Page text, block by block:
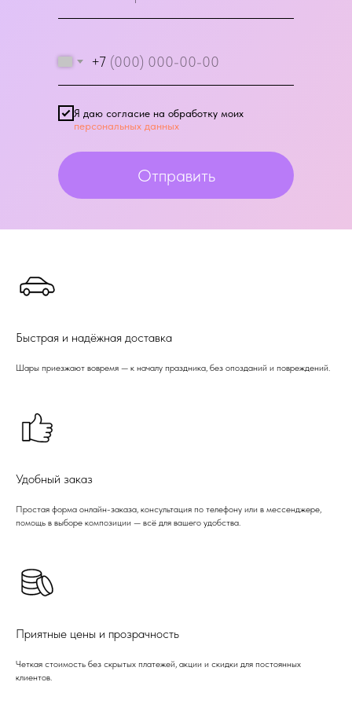
+7
Я даю согласие на обработку моих
персональных данных
Отправить
Быстрая и надёжная доставка
Шары приезжают вовремя — к началу праздника, без опозданий и повреждений.
Удобный заказ
Простая форма онлайн-заказа, консультация по телефону или в мессенджере,
помощь в выборе композиции — всё для вашего удобства.
Приятные цены и прозрачность
Четкая стоимость без скрытых платежей, акции и скидки для постоянных
клиентов.